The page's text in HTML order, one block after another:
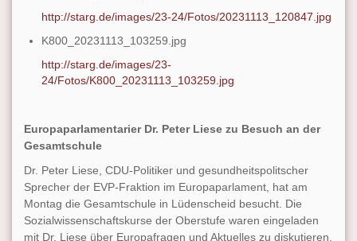
http://starg.de/images/23-24/Fotos/20231113_120847.jpg
K800_20231113_103259.jpg
http://starg.de/images/23-
24/Fotos/K800_20231113_103259.jpg
Europaparlamentarier Dr. Peter Liese zu Besuch an der
Gesamtschule
Dr. Peter Liese, CDU-Politiker und gesundheitspolitscher
Sprecher der EVP-Fraktion im Europaparlament, hat am
Montag die Gesamtschule in Lüdenscheid besucht. Die
Sozialwissenschaftskurse der Oberstufe waren eingeladen
mit Dr. Liese über Europafragen und Aktuelles zu diskutieren.